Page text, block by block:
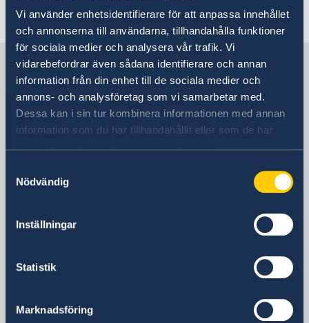
Vi använder enhetsidentifierare för att anpassa innehållet
och annonserna till användarna, tillhandahålla funktioner
för sociala medier och analysera vår trafik. Vi
vidarebefordrar även sådana identifierare och annan
information från din enhet till de sociala medier och
annons- och analysföretag som vi samarbetar med.
Dessa kan i sin tur kombinera informationen med annan
information som du har tillhandahållit eller som de har
Nödvändig
Inställningar
Statistik
Marknadsföring
About us
Embassy Staff
Current
News
Study in Sweden
Sweden in Rwanda
Embassy
KG 7 Avenue, Umuganda Boulevard
Kacyiru
Postal address
P.O. Box 6387
Phone